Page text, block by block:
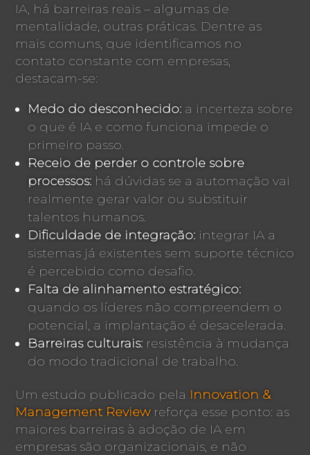
IA, há barreiras reais – algumas de
mentalidade, outras práticas. Dentre as
mais comuns, que identificamos no
contato constante com empresas,
destacam-se:
Medo do desconhecido: a incerteza sobre
o que é IA e como funciona impede o
primeiro passo.
Receio de perder o controle sobre
processos: há dúvidas se a automação vai
realmente gerar valor ou substituir
talentos humanos.
Dificuldade de integração: integrar IA a
sistemas já existentes sem suporte técnico
é percebido como desafio.
Falta de alinhamento estratégico:
quando os líderes não compreendem o
potencial, a implantação é desacelerada.
Barreiras culturais: resistência à mudança
do modo tradicional de trabalho.
Um estudo publicado pela Innovation &
Management Reviewreforça esse ponto: as
maiores barreiras à adoção de IA em
empresas são organizacionais, e não